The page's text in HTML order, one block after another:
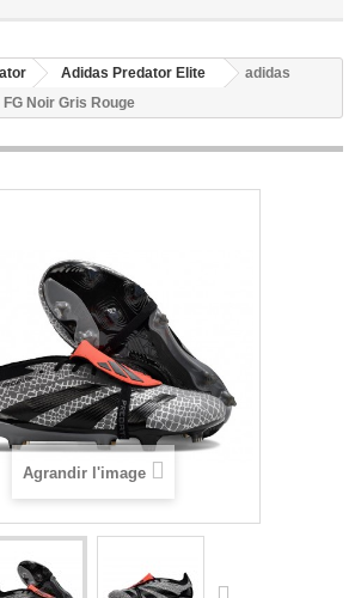
Adidas Predator Elite
adidas
Noir Gris Rouge
Agrandir l'image